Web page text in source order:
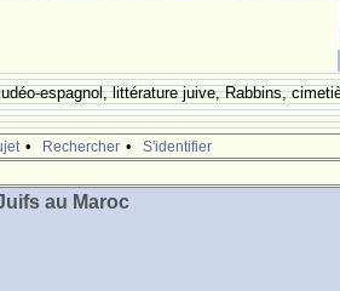
espagnol, littérature juive, Rabbins,
• Rechercher • S'identifier
au Maroc